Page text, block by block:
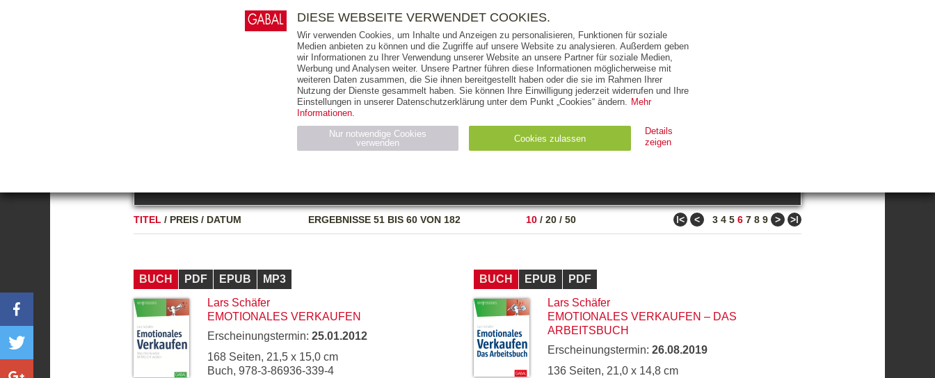
AUSGABEART AUS DER REIHE ZUM THEMA
TITEL / PREIS / DATUM ERGEBNISSE51 BIS 60 VON 182 10 / 20 / 50 ǀ< < 3 4 5 6 7 8 9 > >ǀ
BUCH PDF EPUB
MP3
Lars Schäfer
EMOTIONALES VERKAUFEN
Erscheinungstermin: 25.01.2012
168 Seiten, 21,5 x 15,0 cm
Buch, 978-3-86936-339-4
BUCH EPUB
PDF
Lars Schäfer
EMOTIONALES VERKAUFEN – DAS
ARBEITSBUCH
Erscheinungstermin: 26.08.2019
136 Seiten, 21,0 x 14,8 cm
E-BOOKS AUDIO-CDS MP3 NON-BOOKS
THEMEN AUTOREN VERLAG
RIGHTS PRESSE HANDEL FÜR UNTERNEHMEN
DIESE WEBSEITE VERWENDET COOKIES.
Wir verwenden Cookies, um Inhalte und Anzeigen zu personalisieren, Funktionen für soziale
Medien anbieten zu können und die Zugriffe auf unsere Website zu analysieren. Außerdem geben
wir Informationen zu Ihrer Verwendung unserer Website an unsere Partner für soziale Medien,
Werbung und Analysen weiter. Unsere Partner führen diese Informationen möglicherweise mit
weiteren Daten zusammen, die Sie ihnen bereitgestellt haben oder die sie im Rahmen Ihrer
Nutzung der Dienste gesammelt haben. Sie können Ihre Einwilligung jederzeit widerrufen und Ihre
Einstellungen in unserer Datenschutzerklärung unter dem Punkt „Cookies“ ändern. Mehr
Informationen.
Nur notwendige Cookies
verwenden
Cookies zulassen
Details
zeigen
Name Anbieter Zweck Ablauf
Typ
CMS_SESSION_ID
gabal-
Wird für die Speicherung der Benutzer-Session verwendet HTTP